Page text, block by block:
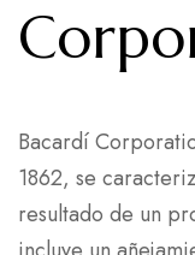
Bacardí
1862, se
resultado de un